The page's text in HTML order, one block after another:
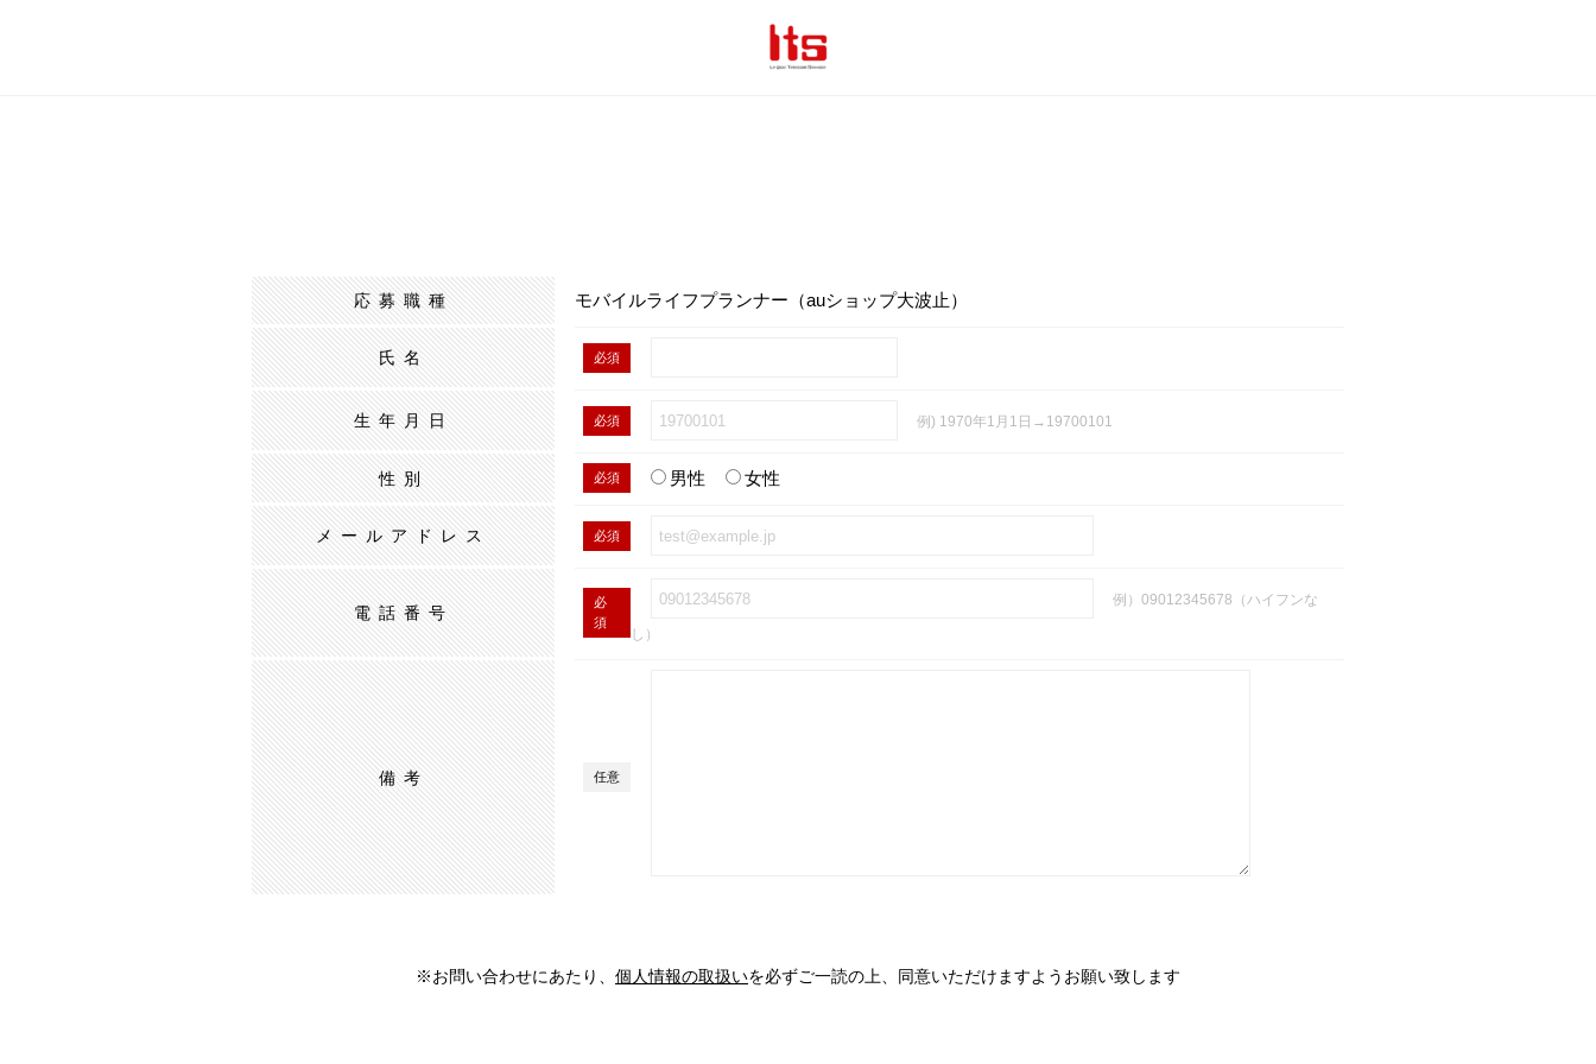
応募職種 モバイルライフプランナー（auショップ大波止）
氏名 必須
生年月日 必須 例) 1970年1月1日→19700101
性別 必須 男性 女性
メールアドレス 必須
電話番号
必
須
例）09012345678（ハイフンな
し）
備考 任意
※お問い合わせにあたり、 個人情報の取扱いを必ずご一読の上、同意いただけますようお願い致します